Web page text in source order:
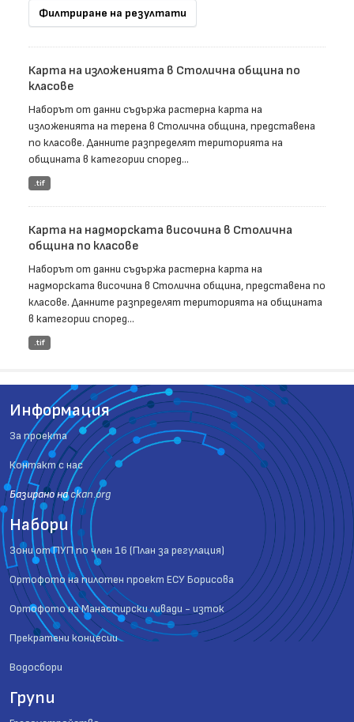
Филтриране на резултати
Карта на изложенията в Столична община по
класове
Наборът от данни съдържа растерна карта на
изложенията на терена в Столична община, представена
по класове. Данните разпределят територията на
общината в категории според...
.tif
Карта на надморската височина в Столична
община по класове
Наборът от данни съдържа растерна карта на
надморската височина в Столична община, представена по
класове. Данните разпределят територията на общината
в категории според...
.tif
Информация
За проекта
Контакт с нас
Базиранo наckan.org
Набори
Зони от ПУП по член 16 (План за регулация)
Ортофото на пилотен проект ЕСУ Борисова
Ортофото на Манастирски ливади - изток
Прекратени концесии
Водосбори
Групи